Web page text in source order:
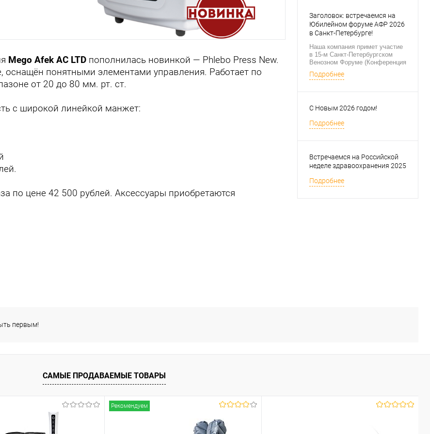
Mego Afek AC LTD пополнилась новинкой — Phlebo Press New.
понятными элементами управления. Работает по
от 20 до 80 мм. рт. ст.
с широкой линейкой манжет:
по цене 42 500 рублей. Аксессуары приобретаются
Заголовок: встречаемся на
Юбилейном форуме АФР 2026
в Санкт-Петербурге!
Наша компания примет участие
в 15-м Санкт-Петербургском
Венозном Форуме (Конференция
АФР). Будем рады личному
знакомству,
обсуждению перспектив
центров системами аппаратного
Подробнее
С Новым 2026 годом!
Подробнее
Встречаемся на Российской
неделе здравоохранения 2025
Подробнее
первым!
САМЫЕ ПРОДАВАЕМЫЕ ТОВАРЫ
Рекомендуем